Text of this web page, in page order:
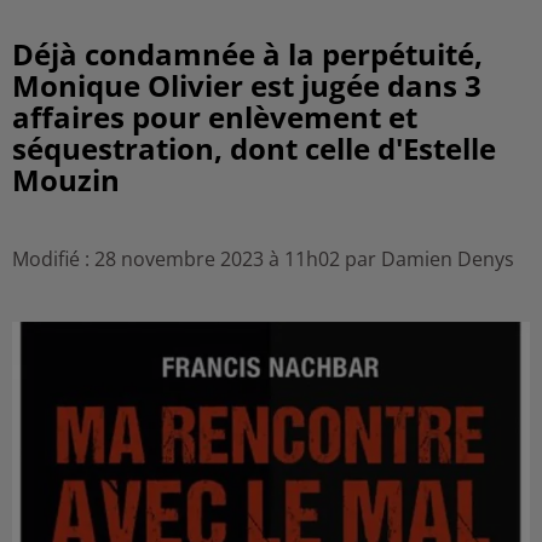
Déjà condamnée à la perpétuité,
Monique Olivier est jugée dans 3
affaires pour enlèvement et
séquestration, dont celle d'Estelle
Mouzin
Modifié : 28 novembre 2023 à 11h02 par Damien Denys